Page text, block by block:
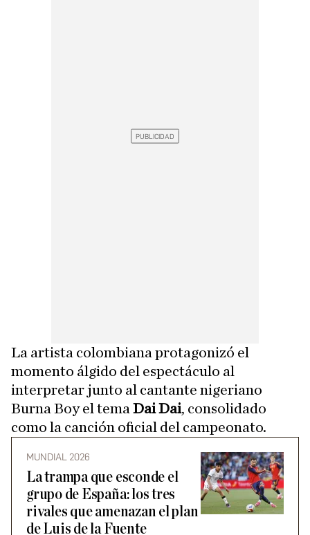
La artista colombiana protagonizó el
momento álgido del espectáculo al
interpretar junto al cantante nigeriano
Burna Boy el tema Dai Dai, consolidado
como la canción oficial del campeonato.
MUNDIAL 2026
La trampa que esconde el
grupo de España: los tres
rivales que amenazan el plan
de Luis de la Fuente